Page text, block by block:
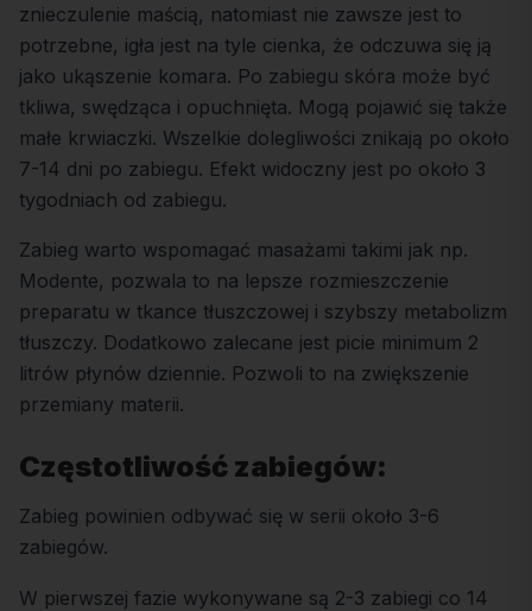
znieczulenie maścią, natomiast nie zawsze jest to
potrzebne, igła jest na tyle cienka, że odczuwa się ją
jako ukąszenie komara. Po zabiegu skóra może być
tkliwa, swędząca i opuchnięta. Mogą pojawić się także
małe krwiaczki. Wszelkie dolegliwości znikają po około
7-14 dni po zabiegu. Efekt widoczny jest po około 3
tygodniach od zabiegu.
Zabieg warto wspomagać masażami takimi jak np.
Modente, pozwala to na lepsze rozmieszczenie
preparatu w tkance tłuszczowej i szybszy metabolizm
tłuszczy. Dodatkowo zalecane jest picie minimum 2
litrów płynów dziennie. Pozwoli to na zwiększenie
przemiany materii.
Częstotliwość zabiegów:
Zabieg powinien odbywać się w serii około 3-6
zabiegów.
W pierwszej fazie wykonywane są 2-3 zabiegi co 14